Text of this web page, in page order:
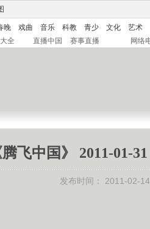
晚 戏曲 音乐 科教 青少 文化
艺术
全 直播中国 赛事直播 网络
腾飞中国》 2011-01-
发布时间： 2011-02-